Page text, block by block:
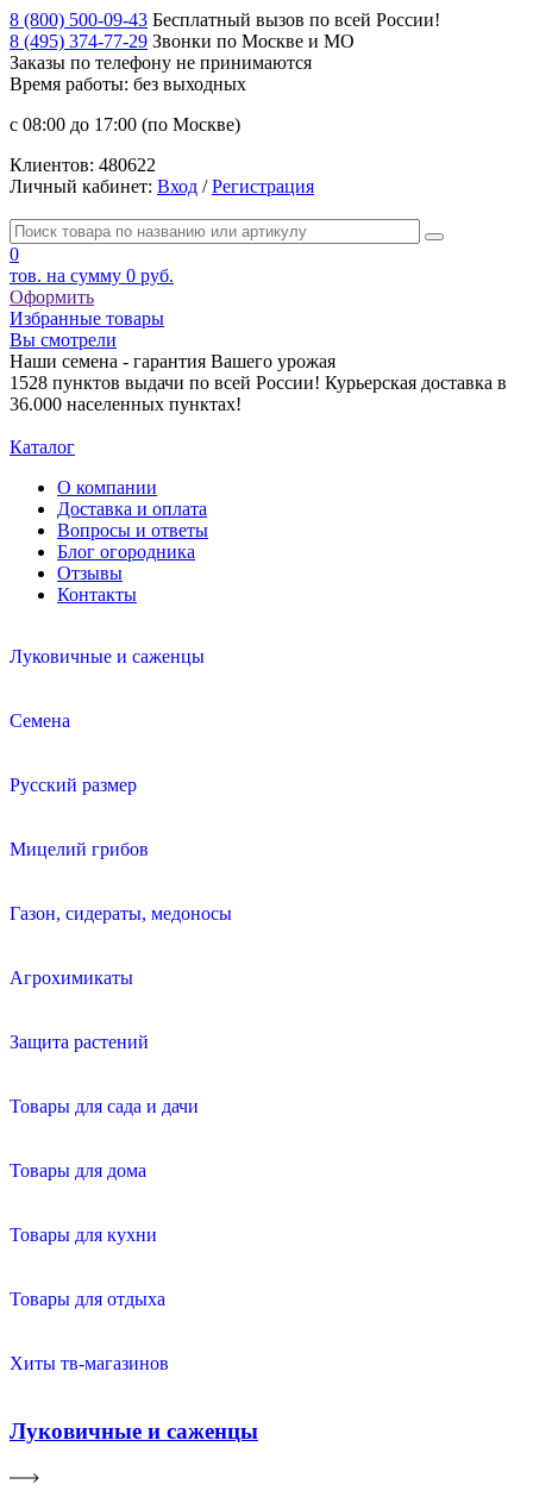
8 (800) 500-09-43 Бесплатный вызов по всей России!
8 (495) 374-77-29 Звонки по Москве и МО
Заказы по телефону не принимаются
Время работы: без выходных
с 08:00 до 17:00 (по Москве)
Клиентов: 480622
Личный кабинет: Вход /Регистрация
0
тов. на сумму 0 руб.
Оформить
Избранные товары
Вы смотрели
Наши семена - гарантия Вашего урожая
1528 пунктов выдачи по всей России! Курьерская доставка в
36.000 населенных пунктах!
Каталог
О компании
Доставка и оплата
Вопросы и ответы
Блог огородника
Отзывы
Контакты
Луковичные и саженцы
Семена
Русский размер
Мицелий грибов
Газон, сидераты, медоносы
Агрохимикаты
Защита растений
Товары для сада и дачи
Товары для дома
Товары для кухни
Товары для отдыха
Хиты тв-магазинов
Луковичные и саженцы